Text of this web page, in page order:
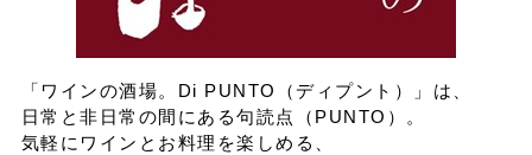
イベントスケジュール
よくある質問
「ワインの酒場。Di PUNTO（ディプント）」は、
日常と非日常の間にある句読点（PUNTO）。
気軽にワインとお料理を楽しめる、